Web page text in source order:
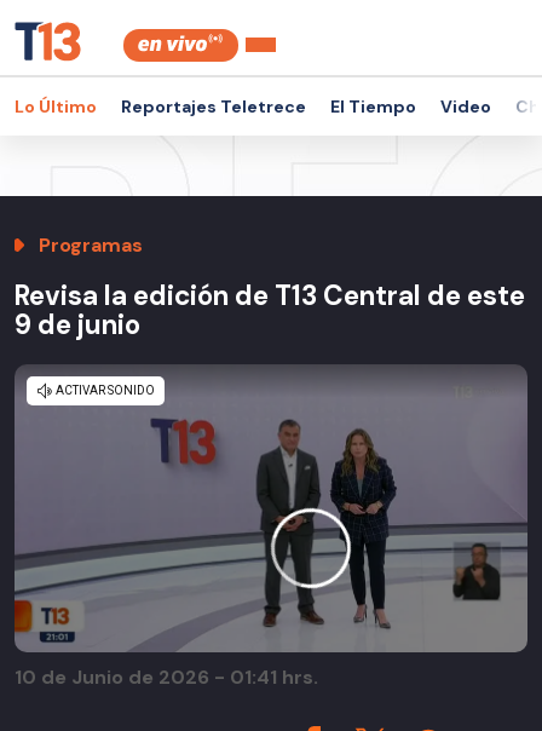
Lo Último Reportajes Teletrece El Tiempo Video
Programas
Revisa la edición de T13 Central de este
9 de junio
10 de Junio de 2026 - 01:41 hrs.